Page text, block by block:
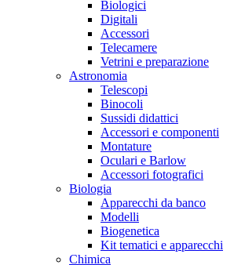
Biologici
Digitali
Accessori
Telecamere
Vetrini e preparazione
Astronomia
Telescopi
Binocoli
Sussidi didattici
Accessori e componenti
Montature
Oculari e Barlow
Accessori fotografici
Biologia
Apparecchi da banco
Modelli
Biogenetica
Kit tematici e apparecchi
Chimica